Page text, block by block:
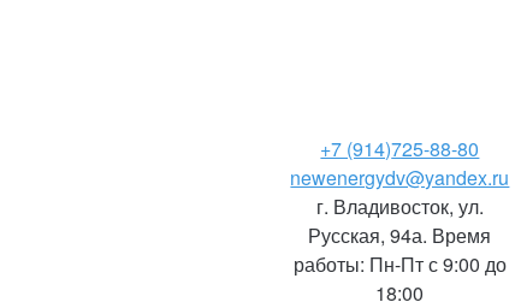
+7 (914)725-88-80
newenergydv@yandex.ru
г. Владивосток, ул.
Русская, 94а. Время
работы: Пн-Пт с 9:00 до
18:00